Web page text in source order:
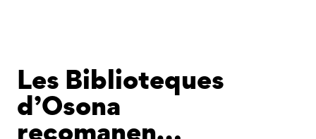
Les Biblioteques
d’Osona
recomanen…